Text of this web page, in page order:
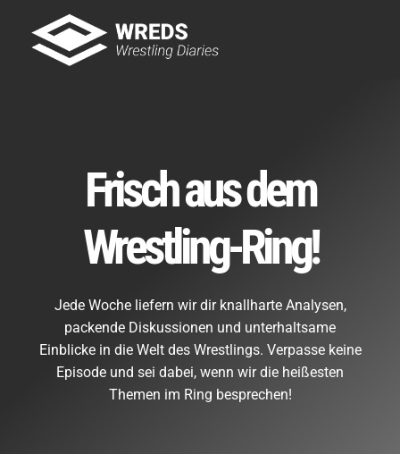
content
Frisch aus dem
Wrestling-Ring!
Jede Woche liefern wir dir knallharte Analysen,
packende Diskussionen und unterhaltsame
Einblicke in die Welt des Wrestlings. Verpasse keine
Episode und sei dabei, wenn wir die heißesten
Themen im Ring besprechen!